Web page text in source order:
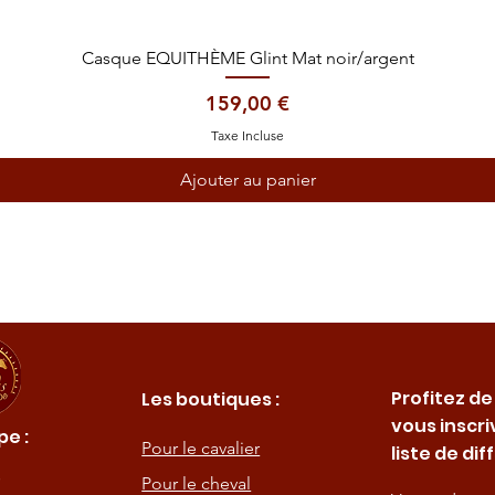
Aperçu rapide
Casque EQUITHÈME Glint Mat noir/argent
Prix
159,00 €
Taxe Incluse
Ajouter au panier
:
Les boutiques :
Pour le cavalier
Pour le cheval
Profitez
vous
liste de